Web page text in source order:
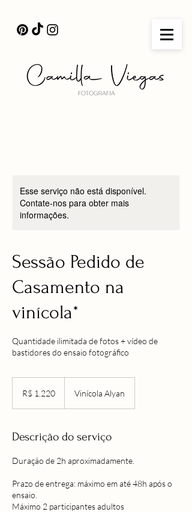
Esse serviço não está disponível.
Contate-nos para obter mais
informações.
Sessão Pedido de
Casamento na
vinícola*
Quantidade ilimitada de fotos + vídeo de
bastidores do ensaio fotográfico
brasileiros
R$ 1.220 Vinícola Alyan
Descrição do serviço
Duração de 2h aproximadamente.
Prazo de entrega: máximo em até 48h após o
ensaio.
Máximo 2 participantes adultos